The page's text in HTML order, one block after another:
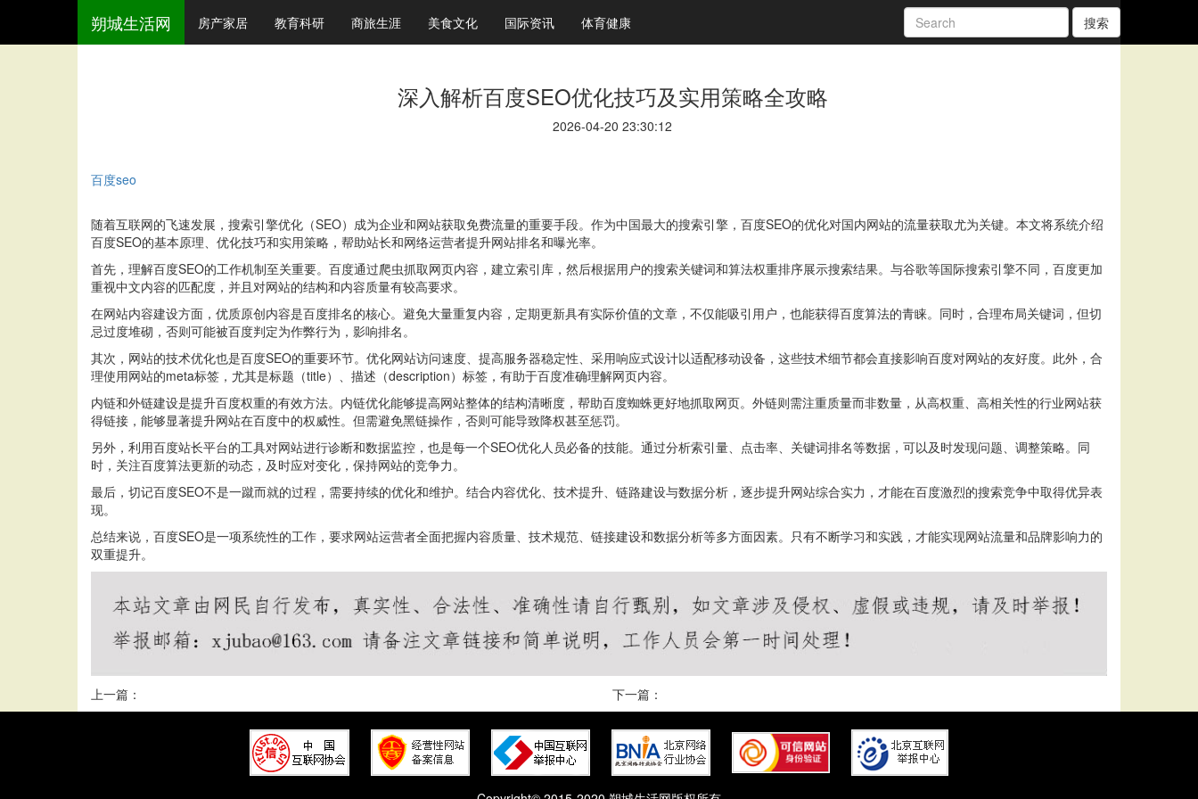
朔城生活网 房产家居 教育科研 商旅生涯 美食文化 国际资讯 体育健康 搜索
深入解析百度SEO优化技巧及实用策略全攻略
2026-04-20 23:30:12
百度seo
随着互联网的飞速发展，搜索引擎优化（SEO）成为企业和网站获取免费流量的重要手段。作为中国最大的搜索引擎，百度SEO的优化对国内网站的流量获取尤为关键。本文将系统介绍
百度SEO的基本原理、优化技巧和实用策略，帮助站长和网络运营者提升网站排名和曝光率。
首先，理解百度SEO的工作机制至关重要。百度通过爬虫抓取网页内容，建立索引库，然后根据用户的搜索关键词和算法权重排序展示搜索结果。与谷歌等国际搜索引擎不同，百度更加
重视中文内容的匹配度，并且对网站的结构和内容质量有较高要求。
在网站内容建设方面，优质原创内容是百度排名的核心。避免大量重复内容，定期更新具有实际价值的文章，不仅能吸引用户，也能获得百度算法的青睐。同时，合理布局关键词，但切
忌过度堆砌，否则可能被百度判定为作弊行为，影响排名。
其次，网站的技术优化也是百度SEO的重要环节。优化网站访问速度、提高服务器稳定性、采用响应式设计以适配移动设备，这些技术细节都会直接影响百度对网站的友好度。此外，合
理使用网站的meta标签，尤其是标题（title）、描述（description）标签，有助于百度准确理解网页内容。
内链和外链建设是提升百度权重的有效方法。内链优化能够提高网站整体的结构清晰度，帮助百度蜘蛛更好地抓取网页。外链则需注重质量而非数量，从高权重、高相关性的行业网站获
得链接，能够显著提升网站在百度中的权威性。但需避免黑链操作，否则可能导致降权甚至惩罚。
另外，利用百度站长平台的工具对网站进行诊断和数据监控，也是每一个SEO优化人员必备的技能。通过分析索引量、点击率、关键词排名等数据，可以及时发现问题、调整策略。同
时，关注百度算法更新的动态，及时应对变化，保持网站的竞争力。
最后，切记百度SEO不是一蹴而就的过程，需要持续的优化和维护。结合内容优化、技术提升、链路建设与数据分析，逐步提升网站综合实力，才能在百度激烈的搜索竞争中取得优异表
现。
总结来说，百度SEO是一项系统性的工作，要求网站运营者全面把握内容质量、技术规范、链接建设和数据分析等多方面因素。只有不断学习和实践，才能实现网站流量和品牌影响力的
双重提升。
上一篇： 下一篇：